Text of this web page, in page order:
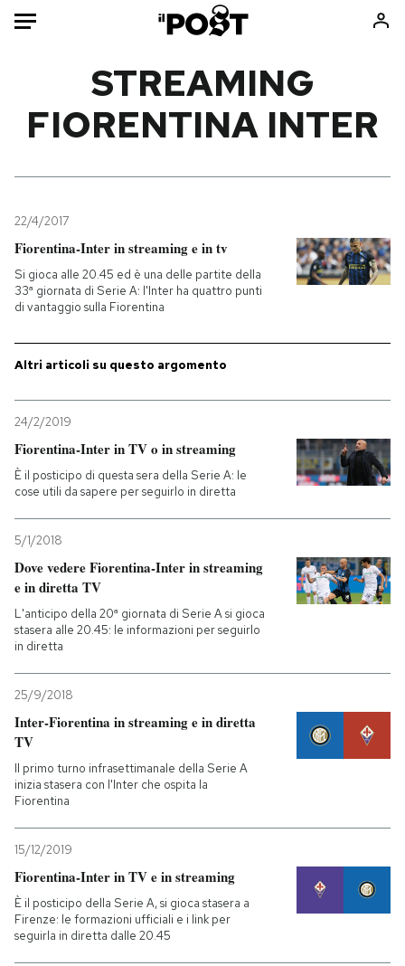
HOME
Mondo
Tecnologia
Internet
Scienza
Cultura
Sport
Libri
Ok Boomer!
Media
PODCAST
NEWSLETTER
I MIEI PREFERITI
SHOP
CALENDARIO
Entra
STREAMING
FIORENTINA INTER
22/4/2017
Fiorentina-Inter in streaming e in tv
Si gioca alle 20.45 ed è una delle partite della
33ª giornata di Serie A: l'Inter ha quattro punti
di vantaggio sulla Fiorentina
Altri articoli su questo argomento
24/2/2019
Fiorentina-Inter in TV o in streaming
È il posticipo di questa sera della Serie A: le
cose utili da sapere per seguirlo in diretta
5/1/2018
Dove vedere Fiorentina-Inter in streaming
e in diretta TV
L'anticipo della 20ª giornata di Serie A si gioca
stasera alle 20.45: le informazioni per seguirlo
in diretta
25/9/2018
Inter-Fiorentina in streaming e in diretta
TV
Il primo turno infrasettimanale della Serie A
inizia stasera con l'Inter che ospita la
Fiorentina
15/12/2019
Fiorentina-Inter in TV e in streaming
È il posticipo della Serie A, si gioca stasera a
Firenze: le formazioni ufficiali e i link per
seguirla in diretta dalle 20.45